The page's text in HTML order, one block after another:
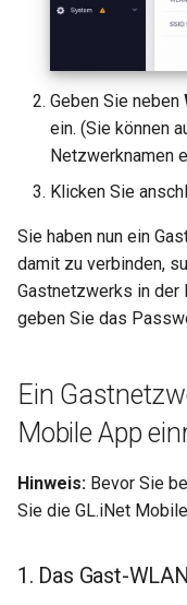
GL-AR750S (Slate)
GL-AR750 (Creta)
GL-B1300 (Convexa-
GL-S1300 (Convexa-
GL-MV1000 (Brume)
Geben Sie neben
ein. (Sie können
Netzwerknamen
Klicken Sie
Sie haben nun ein
damit zu verbinden,
Gastnetzwerks in der
geben Sie das
Ein
Mobile App
Hinweis: Bevor Sie
Sie die GL.iNet
1. Das Gast-